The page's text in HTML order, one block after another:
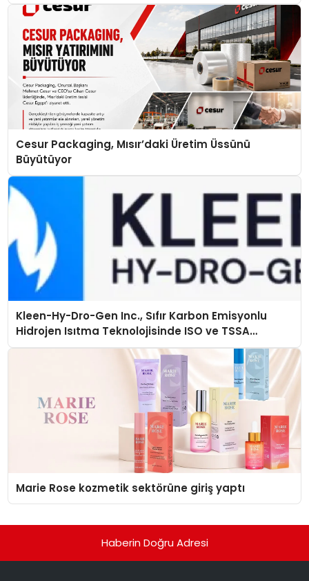
Cesur Packaging, Mısır’daki Üretim Üssünü
Büyütüyor
Kleen-Hy-Dro-Gen Inc., Sıfır Karbon Emisyonlu
Hidrojen Isıtma Teknolojisinde ISO ve TSSA
Düzenleyici Onaylarını Aldı
Marie Rose kozmetik sektörüne giriş yaptı
Haberin Doğru Adresi